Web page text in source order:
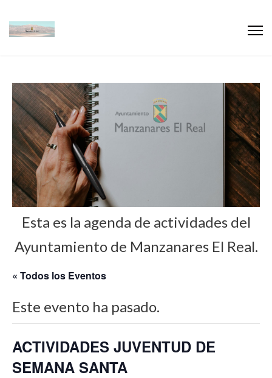
Esta es la agenda de actividades del
Ayuntamiento de Manzanares El Real.
« Todos los Eventos
Este evento ha pasado.
ACTIVIDADES JUVENTUD DE
SEMANA SANTA